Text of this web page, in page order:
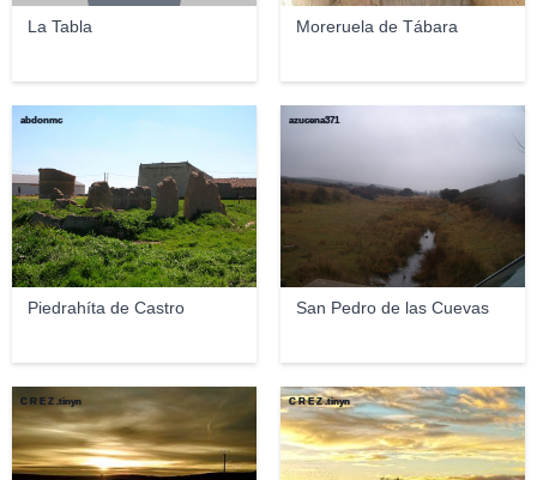
La Tabla Moreruela de Tábara
Piedrahíta de Castro
abdonmc
San Pedro de las Cuevas
azucena371
C R E Z .tinyn C R E Z .tinyn